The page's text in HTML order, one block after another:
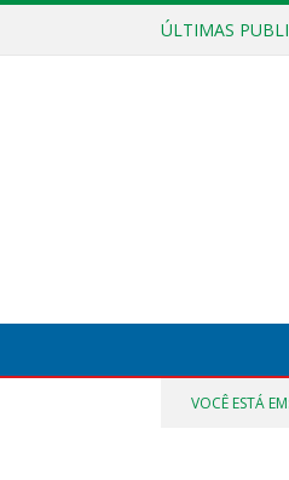
ÚLTIMAS
VOCÊ ESTÁ EM: